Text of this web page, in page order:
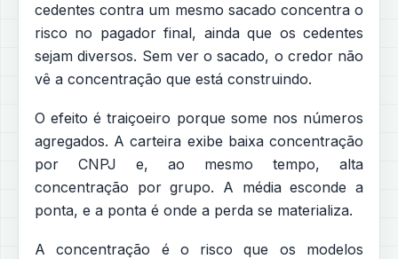
cedentes contra um mesmo sacado concentra o
risco no pagador final, ainda que os cedentes
sejam diversos. Sem ver o sacado, o credor não
vê a concentração que está construindo.
O efeito é traiçoeiro porque some nos números
agregados. A carteira exibe baixa concentração
por CNPJ e, ao mesmo tempo, alta
concentração por grupo. A média esconde a
ponta, e a ponta é onde a perda se materializa.
A concentração é o risco que os modelos